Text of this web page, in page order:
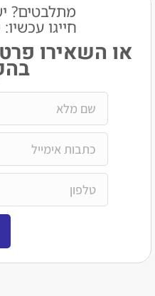
מתלבטים? יש לכם
חייגו עכשיו: 0526444410​
פרטים
בהקדם!
שלח/